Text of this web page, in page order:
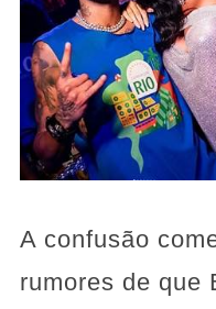
A confusão
rumores de que